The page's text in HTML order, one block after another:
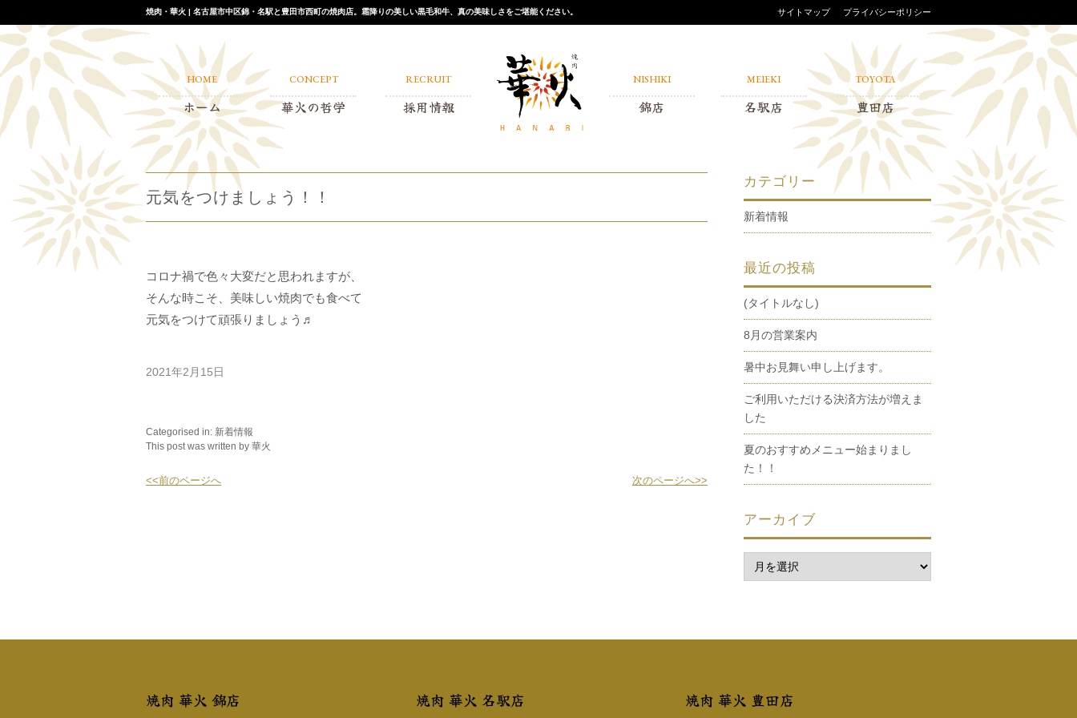
焼肉・華火 | 名古屋市中区錦・名駅と豊田市西町の焼肉店。霜降りの美しい黒毛和牛、真の美味しさをご堪能ください。 サイトマップ プライバシーポリシー
HOME
ホーム
CONCEPT
華火の哲学
RECRUIT
採用情報
正社員
アルバイト
NISHIKI
錦店
MEIEKI
名駅店
TOYOTA
豊田店
元気をつけましょう！！
コロナ禍で色々大変だと思われますが、
そんな時こそ、美味しい焼肉でも食べて
元気をつけて頑張りましょう♬
2021年2月15日
Categorised in: 新着情報
This post was written by 華火
<<前のページへ 次のページへ>>
カテゴリー
新着情報
最近の投稿
(タイトルなし)
8月の営業案内
暑中お見舞い申し上げます。
ご利用いただける決済方法が増えま
した
夏のおすすめメニュー始まりまし
た！！
アーカイブ
焼肉 華火 錦店 焼肉 華火 名駅店 焼肉 華火 豊田店